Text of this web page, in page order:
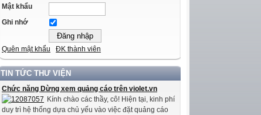
Mật khẩu
Ghi nhớ
Quên mật khẩu ĐK thành viên
TIN TỨC THƯ VIỆN
Chức năng Dừng xem quảng cáo trên violet.vn
Kính chào các thầy, cô! Hiện tại, kinh phí
duy trì hệ thống dựa chủ yếu vào việc đặt quảng cáo